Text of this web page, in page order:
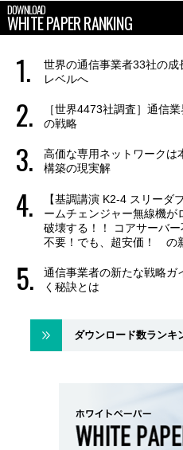
DOWNLOAD
WHITE PAPER RANKING
世界の通信事業者33社の
レベルへ
［世界4473社調査］通信
の戦略
高価な専用ネットワークは
構築の現実解
【基調講演 K2-4 スリーダ
ームチェンジャー無線機が
破壊する！！ コアサーバ
不要！でも、超安価！ の
通信事業者の新たな戦略
く秘訣とは
ダウンロード数ランキ